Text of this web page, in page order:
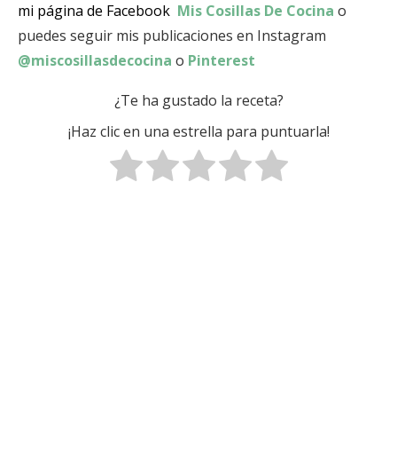
mi página de Facebook Mis Cosillas De Cocina o
puedes seguir mis publicaciones en Instagram
@miscosillasdecocina o Pinterest
¿Te ha gustado la receta?
¡Haz clic en una estrella para puntuarla!